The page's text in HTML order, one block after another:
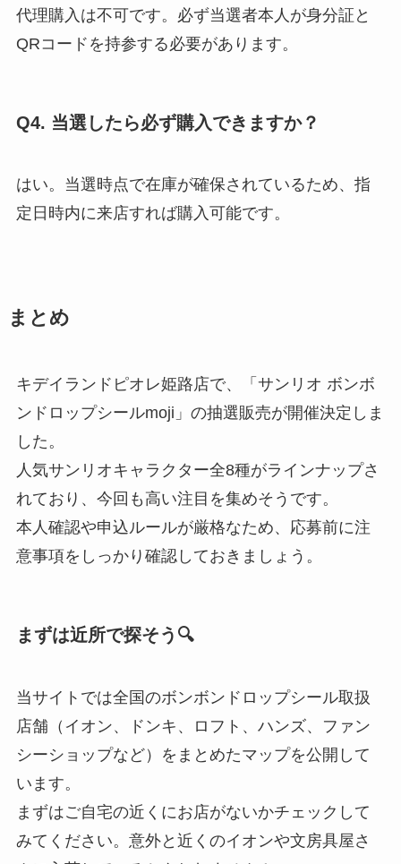
代理購入は不可です。必ず当選者本人が身分証と
QRコードを持参する必要があります。
Q4. 当選したら必ず購入できますか？
はい。当選時点で在庫が確保されているため、指
定日時内に来店すれば購入可能です。
まとめ
キデイランドピオレ姫路店で、「サンリオ ボンボ
ンドロップシールmoji」の抽選販売が開催決定しま
した。
人気サンリオキャラクター全8種がラインナップさ
れており、今回も高い注目を集めそうです。
本人確認や申込ルールが厳格なため、応募前に注
意事項をしっかり確認しておきましょう。
まずは近所で探そう🔍
当サイトでは全国のボンボンドロップシール取扱
店舗（イオン、ドンキ、ロフト、ハンズ、ファン
シーショップなど）をまとめたマップを公開して
います。
まずはご自宅の近くにお店がないかチェックして
みてください。意外と近くのイオンや文房具屋さ